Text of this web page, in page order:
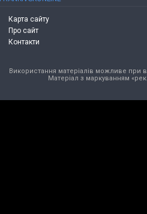
Карта сайту
Про сайт
Контакти
Використання матеріалів можливе при
Матеріал з маркуванням